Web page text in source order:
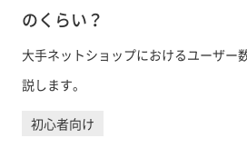
のくらい？
大手ネットショップにおけるユーザー
説します。
初心者向け